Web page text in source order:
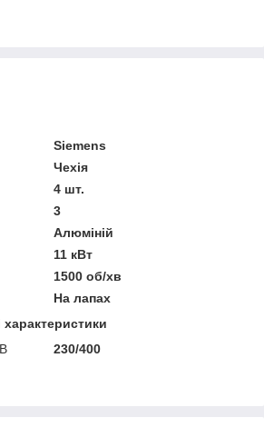
Siemens
Чехія
4 шт.
3
Алюміній
11 кВт
1500 об/хв
На лапах
230/400